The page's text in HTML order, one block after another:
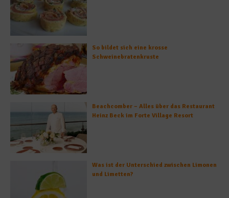
So bildet sich eine krosse
Schweinebratenkruste
Beachcomber – Alles über das Restaurant
Heinz Beck im Forte Village Resort
Was ist der Unterschied zwischen Limonen
und Limetten?